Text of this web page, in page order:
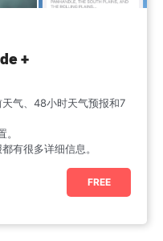
+
气、48小时天气预报和7
有很多详细信息。
FREE